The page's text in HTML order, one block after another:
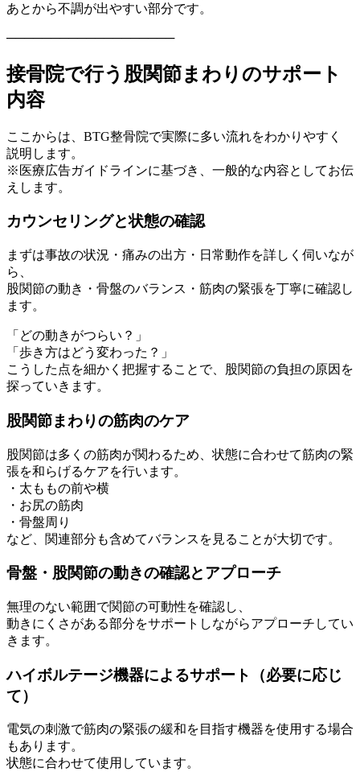
あとから不調が出やすい部分です。
───────────────────
接骨院で行う股関節まわりのサポート
内容
ここからは、BTG整骨院で実際に多い流れをわかりやすく
説明します。
※医療広告ガイドラインに基づき、一般的な内容としてお伝
えします。
カウンセリングと状態の確認
まずは事故の状況・痛みの出方・日常動作を詳しく伺いなが
ら、
股関節の動き・骨盤のバランス・筋肉の緊張を丁寧に確認し
ます。
「どの動きがつらい？」
「歩き方はどう変わった？」
こうした点を細かく把握することで、股関節の負担の原因を
探っていきます。
股関節まわりの筋肉のケア
股関節は多くの筋肉が関わるため、状態に合わせて筋肉の緊
張を和らげるケアを行います。
・太ももの前や横
・お尻の筋肉
・骨盤周り
など、関連部分も含めてバランスを見ることが大切です。
骨盤・股関節の動きの確認とアプローチ
無理のない範囲で関節の可動性を確認し、
動きにくさがある部分をサポートしながらアプローチしてい
きます。
ハイボルテージ機器によるサポート（必要に応じ
て）
電気の刺激で筋肉の緊張の緩和を目指す機器を使用する場合
もあります。
状態に合わせて使用しています。